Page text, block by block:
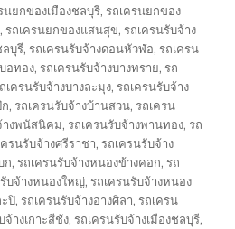
นยกของเมืองชลบุรี,รถเครนยกของ
,รถเครนยกของแสนสุข,รถเครนรับจ้าง
ลบุรี,รถเครนรับจ้างดอนหัวฬ่อ,รถเครน
อทอง,รถเครนรับจ้างบางทราย,รถ
เครนรับจ้างบางละมุง,รถเครนรับจ้าง
,รถเครนรับจ้างบ้านสวน,รถเครน
างพนัสนิคม,รถเครนรับจ้างพานทอง,รถ
ครนรับจ้างศรีราชา,รถเครนรับจ้าง
ก,รถเครนรับจ้างหนองข้างคอก,รถ
บจ้างหนองใหญ่,รถเครนรับจ้างหนอง
ปิ,รถเครนรับจ้างอ่างศิลา,รถเครน
จ้างเกาะสีชัง,รถเครนรับจ้างเมืองชลบุรี,